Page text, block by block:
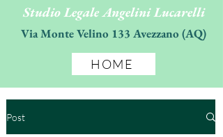
Studio Legale Angelini Lucarelli
Via Monte Velino 133 Avezzano (AQ)
HOME
Post